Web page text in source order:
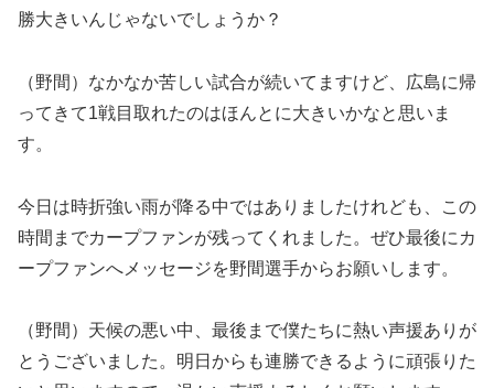
勝大きいんじゃないでしょうか？
（野間）なかなか苦しい試合が続いてますけど、広島に帰
ってきて1戦目取れたのはほんとに大きいかなと思いま
す。
今日は時折強い雨が降る中ではありましたけれども、この
時間までカープファンが残ってくれました。ぜひ最後にカ
ープファンへメッセージを野間選手からお願いします。
（野間）天候の悪い中、最後まで僕たちに熱い声援ありが
とうございました。明日からも連勝できるように頑張りた